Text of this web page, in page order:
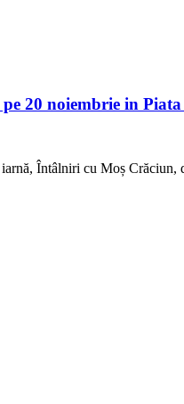
20 noiembrie in
Întâlniri cu Moș Crăciun,